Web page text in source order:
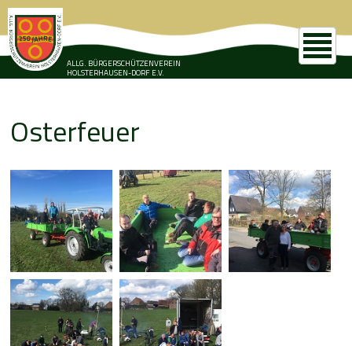
ALLG. BÜRGERSCHÜTZENVEREIN
HOLSTERHAUSEN-DORF E.V.
Osterfeuer